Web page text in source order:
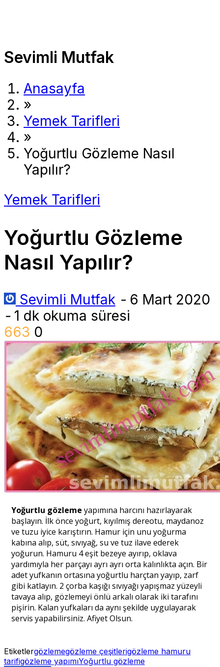
Sevimli Mutfak
Anasayfa
»
Yemek Tarifleri
»
Yoğurtlu Gözleme Nasıl
Yapılır?
Yemek Tarifleri
Yoğurtlu Gözleme
Nasıl Yapılır?
Sevimli Mutfak - 6 Mart 2020
-1 dk okuma süresi
663 0
Yoğurtlu gözleme yapımına harcını hazırlayarak
başlayın. İlk önce yoğurt, kıyılmış dereotu, maydanoz
ve tuzu iyice karıştırın. Hamur için unu yoğurma
kabına alıp, süt, sıvıyağ, su ve tuz ilave ederek
yoğurun. Hamuru 4 eşit bezeye ayırıp, oklava
yardımıyla her parçayı ayrı ayrı orta kalınlıkta açın. Bir
adet yufkanın ortasına yoğurtlu harçtan yayıp, zarf
gibi katlayın. 2 çorba kaşığı sıvıyağı yapışmaz yüzeyli
tavaya alıp, gözlemeyi önlü arkalı olarak iki tarafını
pişirin. Kalan yufkaları da aynı şekilde uygulayarak
servis yapabilirsiniz. Afiyet Olsun.
Etiketlergözlemegözleme çeşitlerigözleme hamuru
tarifigözleme yapımıYoğurtlu gözleme